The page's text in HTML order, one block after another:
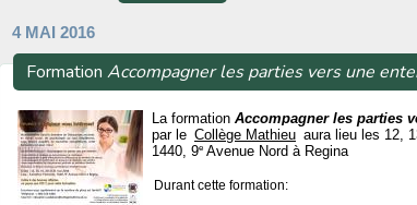
4 MAI 2016
Formation Accompagner les parties vers une
La formation Accompagner les parties
par le Collège Mathieu aura lieu les 12,
1440, 9e Avenue Nord à Regina
Durant cette formation: